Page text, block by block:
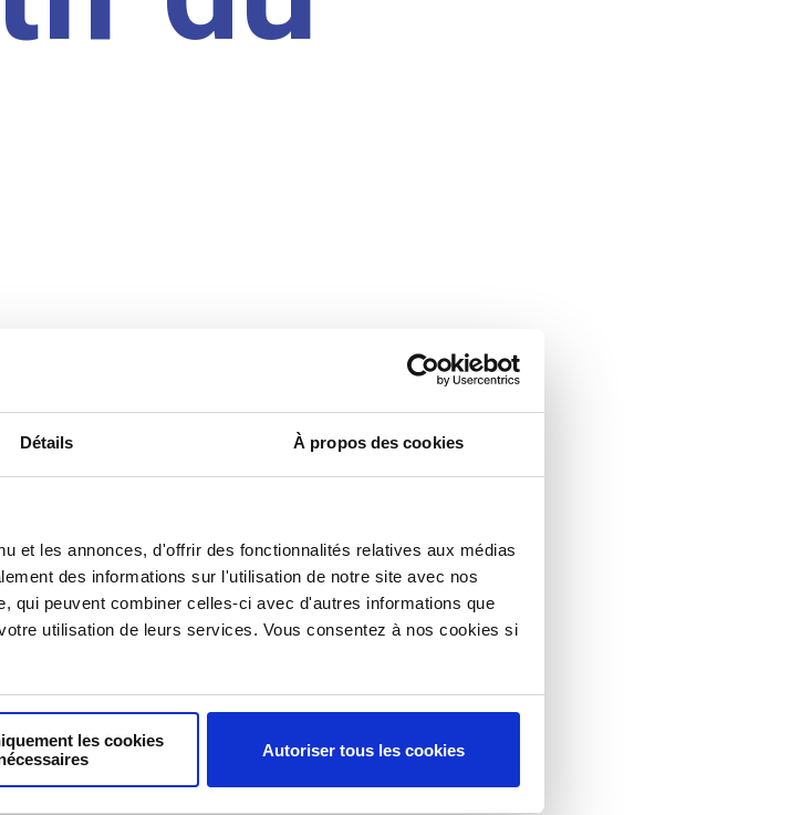
Détails À propos des cookies
et les annonces, d'offrir des fonctionnalités relatives aux médias
des informations sur l'utilisation de notre site avec nos
qui peuvent combiner celles-ci avec d'autres informations que
utilisation de leurs services. Vous consentez à nos cookies si
les cookies
Autoriser tous les cookies